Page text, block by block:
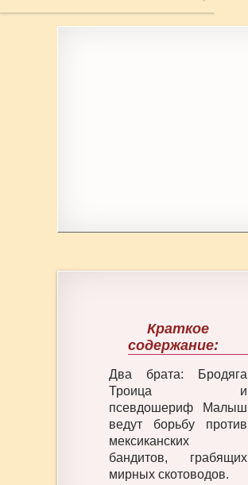
Краткое
содержание:
Два брата: Бродяга
Троица и
псевдошериф Малыш
ведут борьбу против
мексиканских
бандитов, грабящих
мирных скотоводов.